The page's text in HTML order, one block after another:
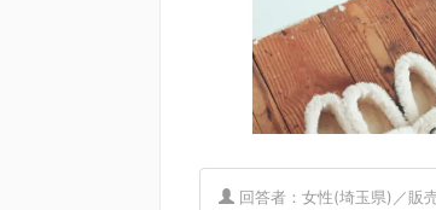
回答者：女性(埼玉県)／販